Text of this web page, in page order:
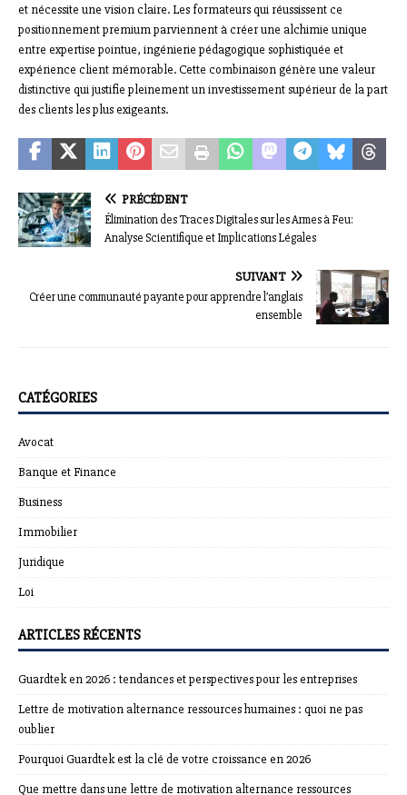
et nécessite une vision claire. Les formateurs qui réussissent ce
positionnement premium parviennent à créer une alchimie unique
entre expertise pointue, ingénierie pédagogique sophistiquée et
expérience client mémorable. Cette combinaison génère une valeur
distinctive qui justifie pleinement un investissement supérieur de la part
des clients les plus exigeants.
PRÉCÉDENT
Élimination des Traces Digitales sur les Armes à Feu:
Analyse Scientifique et Implications Légales
SUIVANT
Créer une communauté payante pour apprendre l’anglais
ensemble
CATÉGORIES
Avocat
Banque et Finance
Business
Immobilier
Juridique
Loi
ARTICLES RÉCENTS
Guardtek en 2026 : tendances et perspectives pour les entreprises
Lettre de motivation alternance ressources humaines : quoi ne pas
oublier
Pourquoi Guardtek est la clé de votre croissance en 2026
Que mettre dans une lettre de motivation alternance ressources